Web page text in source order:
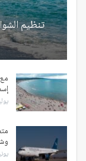
تنظيم
يوليو
يونيو